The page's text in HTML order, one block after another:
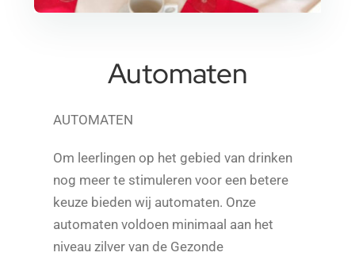
Automaten
AUTOMATEN
Om leerlingen op het gebied van drinken
nog meer te stimuleren voor een betere
keuze bieden wij automaten. Onze
automaten voldoen minimaal aan het
niveau zilver van de Gezonde